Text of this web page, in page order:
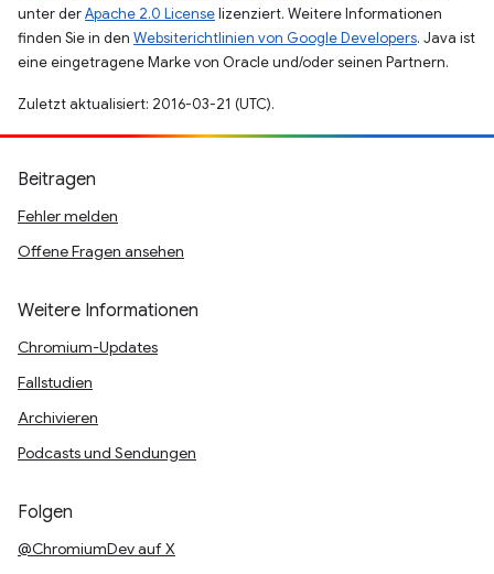
unter derApache 2.0 Licenselizenziert. Weitere Informationen
finden Sie in den Websiterichtlinien von Google Developers. Java ist
eine eingetragene Marke von Oracle und/oder seinen Partnern.
Zuletzt aktualisiert: 2016-03-21 (UTC).
Beitragen
Fehler melden
Offene Fragen ansehen
Weitere Informationen
Chromium-Updates
Fallstudien
Archivieren
Podcasts und Sendungen
Folgen
@ChromiumDev auf X